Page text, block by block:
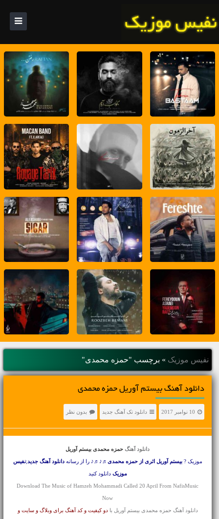
نفیس موزیک » برچسب "حمزه محمدی"
دانلود آهنگ بیستم آوریل حمزه محمدی
10 نوامبر 2017 دانلود تک آهنگ جدید بدون نظر
دانلود آهنگحمزه محمدی بیستم آوریل
موزیک ?بیستم آوریل اثری از حمزه محمدی ♬♪♬♪ را از رسانهدانلود آهنگ جدید;نفیس
موزیک دانلود کنید
Download The Music of Hamzeh Mohammadi Called 20 April From NafisMusic
Now
دانلود آهنگ حمزه محمدی بیستم آوریل بادو کیفیت و کد آهنگ برای وبلاگ و سایت و